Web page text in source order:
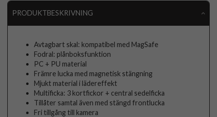
PRODUKTBESKRIVNING
Avtagbart skal: kompatibel med MagSafe
Fodral: plånboksfunktion
PC + PU material
Främre lucka med magnetisk stängning
Mjukt material i lädereffekt
Multificka: 3 kortfickor + central sedelficka
Tillåter samtal även med stängd frontlucka
Fri tillgång till kamera